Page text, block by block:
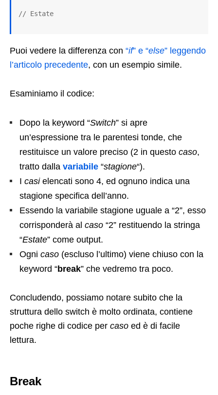
// Estate
Puoi vedere la differenza con “if” e “else” leggendo
l’articolo precedente, con un esempio simile.
Esaminiamo il codice:
Dopo la keyword “Switch” si apre
un’espressione tra le parentesi tonde, che
restituisce un valore preciso (2 in questo caso,
tratto dalla variabile “stagione“).
I casi elencati sono 4, ed ognuno indica una
stagione specifica dell’anno.
Essendo la variabile stagione uguale a “2”, esso
corrisponderà al caso “2” restituendo la stringa
“Estate” come output.
Ogni caso (escluso l’ultimo) viene chiuso con la
keyword “break” che vedremo tra poco.
Concludendo, possiamo notare subito che la
struttura dello switch è molto ordinata, contiene
poche righe di codice per caso ed è di facile
lettura.
Break